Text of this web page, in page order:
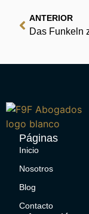
ANTERIOR
Páginas
Inicio
Nosotros
Blog
Contacto